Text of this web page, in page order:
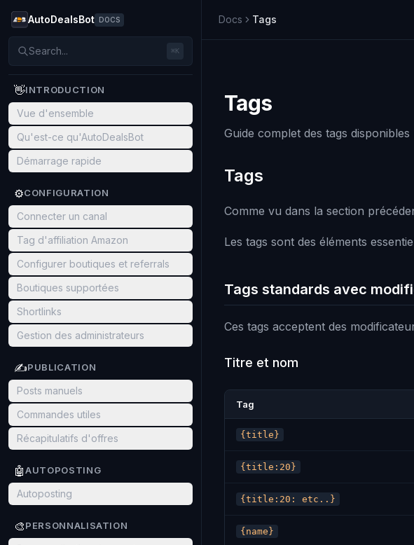
AutoDealsBot DOCS
Search... ⌘K
👋INTRODUCTION
Vue d'ensemble
Qu'est-ce qu'AutoDealsBot
Démarrage rapide
⚙️CONFIGURATION
Connecter un canal
Tag d'affiliation Amazon
Configurer boutiques et referrals
Boutiques supportées
Shortlinks
Gestion des administrateurs
✍️PUBLICATION
Posts manuels
Commandes utiles
Récapitulatifs d'offres
🤖AUTOPOSTING
Autoposting
🎨PERSONNALISATION
Docs Tags
Tags
Guide complet des tags
Tags
Comme vu dans la section
Les tags sont des éléments
Tags standards avec
Ces tags acceptent des
Titre et nom
Tag
{title}
{title:20}
{title:20: etc..}
{name}